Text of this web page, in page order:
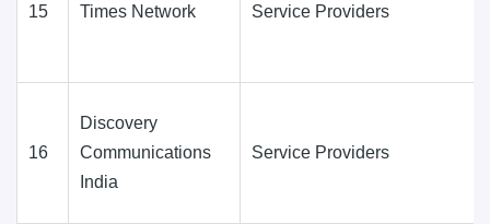
15 Times Network Service Providers
16
Discovery
Communications
India
Service Providers